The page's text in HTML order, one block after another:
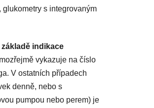
s integrovaným
základě indikace
vykazuje na číslo
V ostatních případech
denně, nebo s
pumpou nebo perem) je